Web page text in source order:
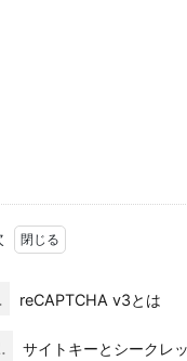
reCAPTCHA v3とは
サイトキーとシークレ